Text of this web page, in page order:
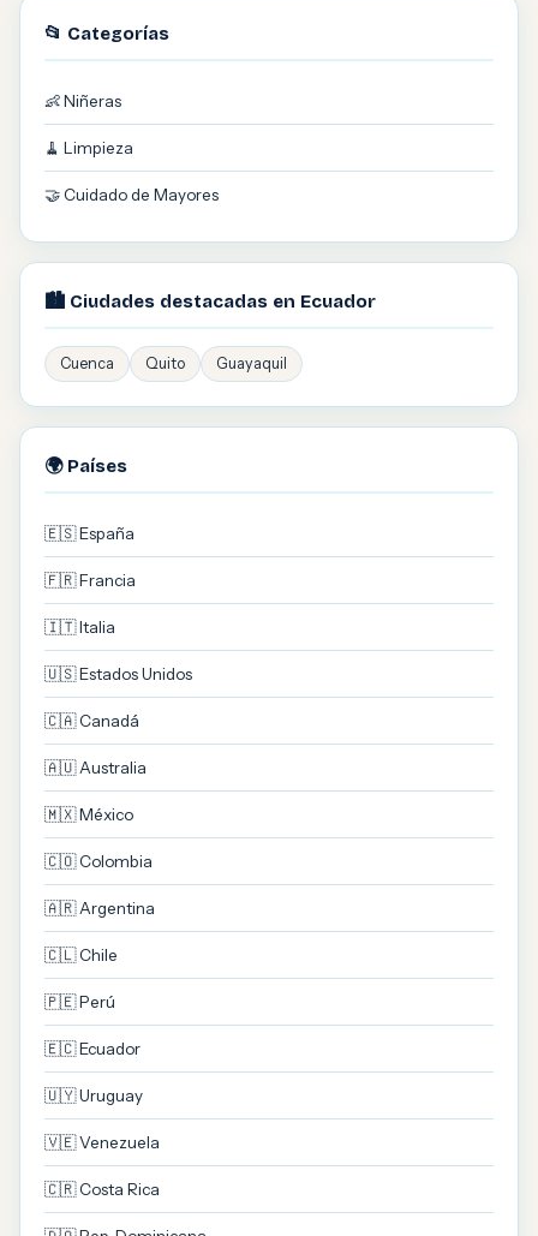
📂 Categorías
👶 Niñeras
🧹 Limpieza
🤝 Cuidado de Mayores
🏙️ Ciudades destacadas en Ecuador
Cuenca Quito Guayaquil
🌍 Países
🇪🇸 España
🇫🇷 Francia
🇮🇹 Italia
🇺🇸 Estados Unidos
🇨🇦 Canadá
🇦🇺 Australia
🇲🇽 México
🇨🇴 Colombia
🇦🇷 Argentina
🇨🇱 Chile
🇵🇪 Perú
🇪🇨 Ecuador
🇺🇾 Uruguay
🇻🇪 Venezuela
🇨🇷 Costa Rica